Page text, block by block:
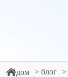
дом блог